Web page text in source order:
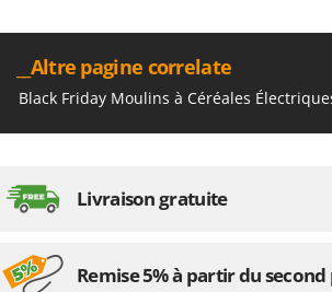
Ripartrak
Ritter
Rossofuoco
Royal Food
__Altre pagine correlate
Black Friday Moulins à Céréales
Livraison gratuite
Remise 5% à partir du